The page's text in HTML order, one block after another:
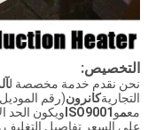
التخصيص:
نحن نقدم خدمة مخصصة ل
التجاريةكانرون(رقم الموديل
معمو ISO9001 ويكون الحد
على السعر.تفاصيل